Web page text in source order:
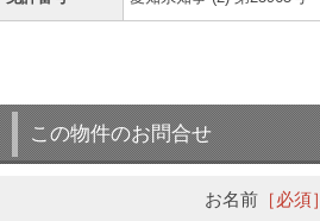
この物件のお問合せ
お名前［必須］